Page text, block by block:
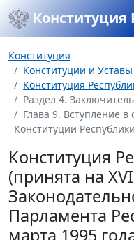
Конституция
Конституция
Конституции и
Конституция
Раздел 4.
Глава 9. Вступление
Конституции
Конституция
(принята на
Парламента
марта 1995